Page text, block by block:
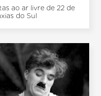
ao ar livre de 22 de
do Sul